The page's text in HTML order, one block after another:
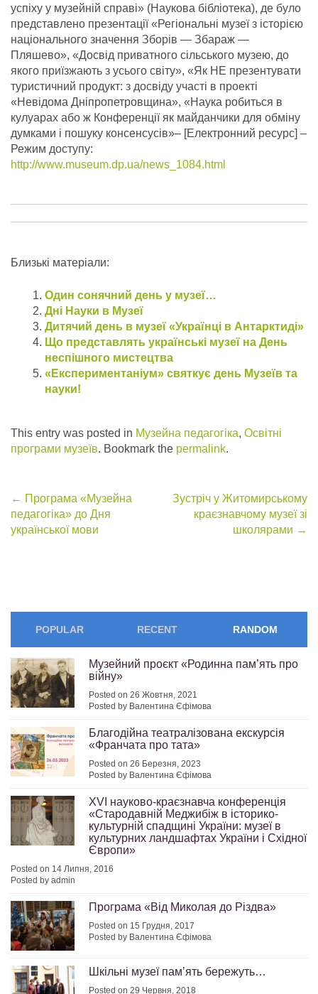
успіху у музейній справі» (Наукова бібліотека), де було
представлено презентації «Регіональні музеї з історією
національного значення Зборів — Збараж —
Пляшево», «Досвід приватного сільського музею, до
якого приїзжають з усього світу», «Як НЕ презентувати
туристичний продукт: з досвіду участі в проекті
«Невідома Дніпропетровщина», «Наука робиться в
кулуарах або ж Конференції як майданчики для обміну
думками і пошуку консенсусів»– [Електронний ресурс] –
Режим доступу:
http://www.museum.dp.ua/news_1084.html
Близькі матеріали:
Один сонячний день у музеї…
Дні Науки в Музеї
Дитячий день в музеї «Українці в Антарктиді»
Що представлять українські музеї на День
неспішного мистецтва
«Експериментаніум» святкує день Музеїв та
науки!
This entry was posted in Музейна педагогіка, Освітні
програми музеїв. Bookmark the permalink.
Post
navigation
← Програма «Музейна
педагогіка» до Дня
української мови
Зустріч у Житомирському
краєзнавчому музеї зі
школярами →
POPULAR RECENT RANDOM
Музейний проєкт «Родинна пам’ять про
війну»
Posted on 26 Жовтня, 2021
Posted by Валентина Єфімова
Благодійна театралізована екскурсія
«Франчата про тата»
Posted on 26 Березня, 2023
Posted by Валентина Єфімова
XVI науково-краєзнавча конференція
«Стародавній Меджибіж в історико-
культурній спадщині України: музеї в
культурних ландшафтах України і Східної
Європи»
Posted on 14 Липня, 2016
Posted by admin
Програма «Від Миколая до Різдва»
Posted on 15 Грудня, 2017
Posted by Валентина Єфімова
Шкільні музеї пам’ять бережуть…
Posted on 29 Червня, 2018